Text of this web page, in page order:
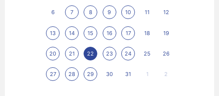
6 7 8 9 10 11 12
13 14 15 16 17 18 19
20 21 22 23 24 25 26
27 28 29 30 31 1 2